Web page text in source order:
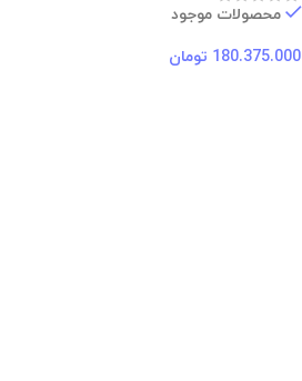
محصولات موجود
180.375.000 تومان